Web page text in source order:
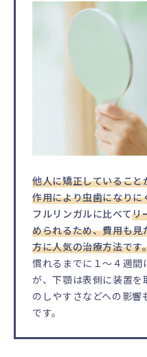
他人に矯正しているこ
作用により虫歯になりに
フルリンガルに比べてリ
められるため、費用も
方に人気の治療方法です
慣れるまでに１〜４週
が、下顎は表側に装置
のしやすさなどへの影
です。